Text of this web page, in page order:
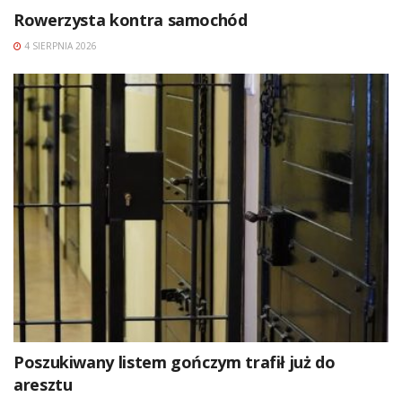
Rowerzysta kontra samochód
4 SIERPNIA 2026
Poszukiwany listem gończym trafił już do
aresztu